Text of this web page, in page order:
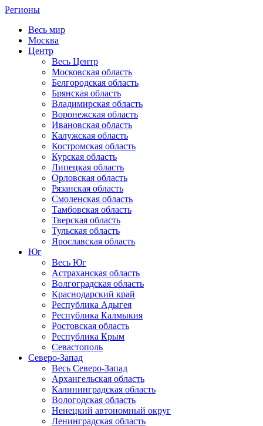
Регионы
Весь мир
Москва
Центр
Весь Центр
Московская область
Белгородская область
Брянская область
Владимирская область
Воронежская область
Ивановская область
Калужская область
Костромская область
Курская область
Липецкая область
Орловская область
Рязанская область
Смоленская область
Тамбовская область
Тверская область
Тульская область
Ярославская область
Юг
Весь Юг
Астраханская область
Волгоградская область
Краснодарский край
Республика Адыгея
Республика Калмыкия
Ростовская область
Республика Крым
Севастополь
Северо-Запад
Весь Северо-Запад
Архангельская область
Калининградская область
Вологодская область
Ненецкий автономный округ
Ленинградская область